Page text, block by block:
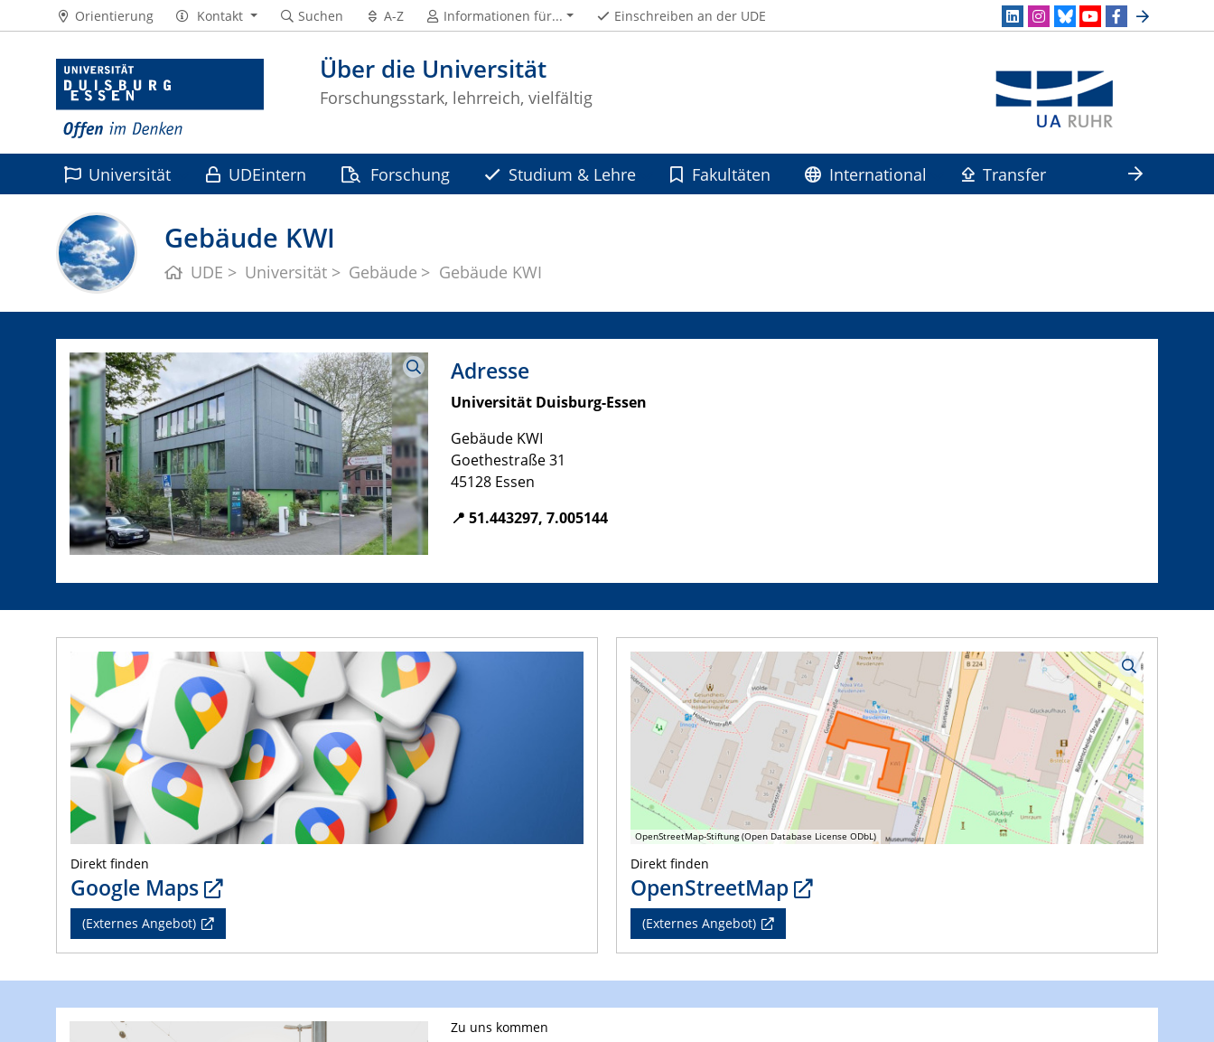
Über die Universität
Forschungsstark, lehrreich, vielfältig
Orientierung Kontakt Suchen A-Z Informationen für... Einschreiben an der UDE
Universität UDEintern Forschung Studium & Lehre Fakultäten International
Transfer
Leben
Gebäude KWI
UDE Universität Gebäude Gebäude KWI
Adresse
Universität Duisburg-Essen
Gebäude KWI
Goethestraße 31
45128 Essen
📍 51.443297, 7.005144
Direkt finden
Google Maps
(Externes Angebot)
OpenStreetMap-Stiftung (Open Database License ODbL)
Direkt finden
OpenStreetMap
(Externes Angebot)
Zu uns kommen